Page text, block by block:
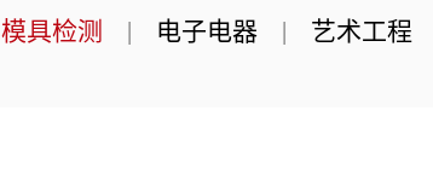
模具检测 | 电子电器 | 艺术工程